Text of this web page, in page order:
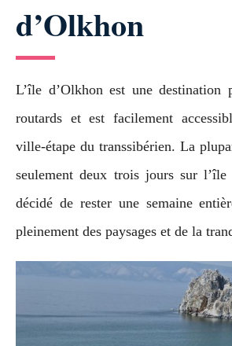
d’Olkhon
L’île d’Olkhon est une destination
routards et est facilement
ville-étape du transsibérien. La
seulement deux trois jours sur l’île
décidé de rester une semaine
pleinement des paysages et de la